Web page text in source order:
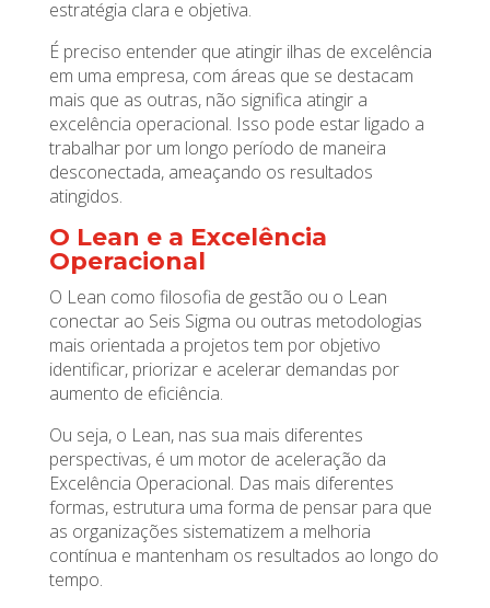
estratégia clara e objetiva.
É preciso entender que atingir ilhas de excelência
em uma empresa, com áreas que se destacam
mais que as outras, não significa atingir a
excelência operacional. Isso pode estar ligado a
trabalhar por um longo período de maneira
desconectada, ameaçando os resultados
atingidos.
O Lean e a Excelência
Operacional
O Lean como filosofia de gestão ou o Lean
conectar ao Seis Sigma ou outras metodologias
mais orientada a projetos tem por objetivo
identificar, priorizar e acelerar demandas por
aumento de eficiência.
Ou seja, o Lean, nas sua mais diferentes
perspectivas, é um motor de aceleração da
Excelência Operacional. Das mais diferentes
formas, estrutura uma forma de pensar para que
as organizações sistematizem a melhoria
contínua e mantenham os resultados ao longo do
tempo.